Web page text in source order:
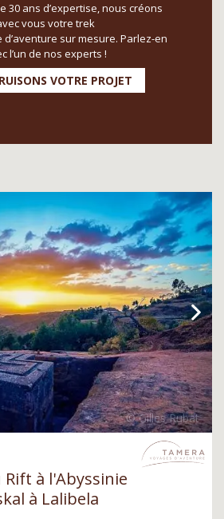
30 ans d’expertise, nous créons
vous votre trek
sur mesure. Parlez-en
l’un de nos experts !
VOTRE PROJET
Rift à l'Abyssinie
à Lalibela